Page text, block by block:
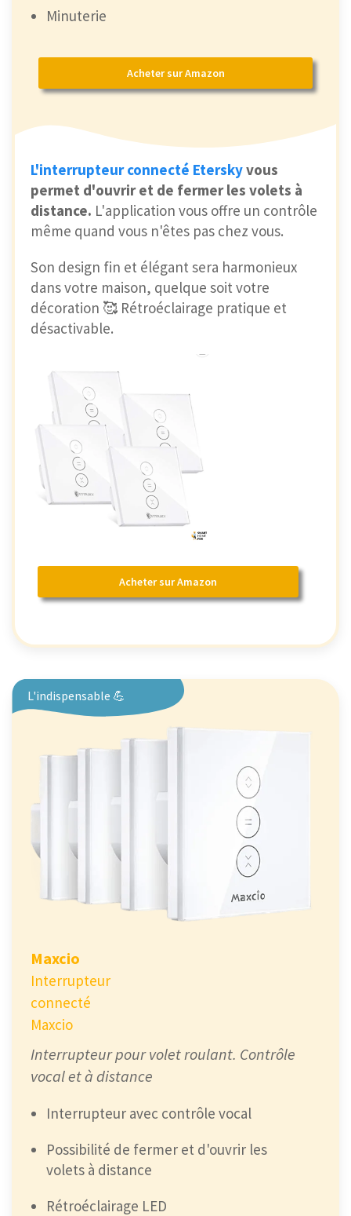
Minuterie
Acheter sur Amazon
L'interrupteur connecté Eterskyvous
permet d'ouvrir et de fermer les volets à
distance. L'application vous offre un contrôle
même quand vous n'êtes pas chez vous.
Son design fin et élégant sera harmonieux
dans votre maison, quelque soit votre
décoration 🥰 Rétroéclairage pratique et
désactivable.
Acheter sur Amazon
L'indispensable 💪
Maxcio
Interrupteur
connecté
Maxcio
Interrupteur pour volet roulant. Contrôle
vocal et à distance
Interrupteur avec contrôle vocal
Possibilité de fermer et d'ouvrir les
volets à distance
Rétroéclairage LED